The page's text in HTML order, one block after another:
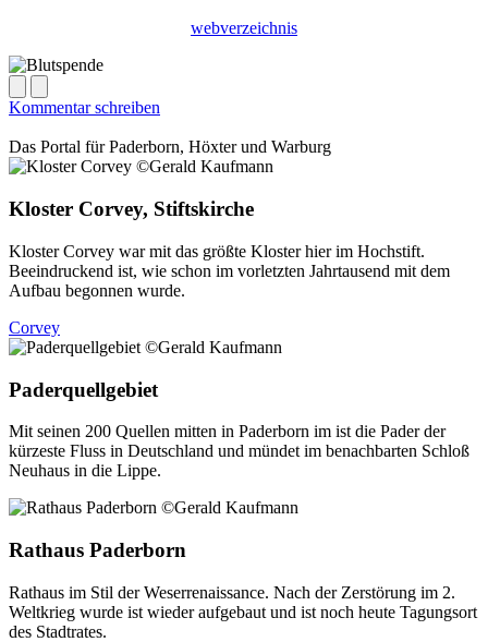
webverzeichnis
Kommentar schreiben
Das Portal fürPaderborn, Höxterund Warburg
Kloster Corvey, Stiftskirche
Kloster Corvey war mit das größte Kloster hier im Hochstift.
Beeindruckend ist, wie schon im vorletzten Jahrtausend mit dem
Aufbau begonnen wurde.
Corvey
Paderquellgebiet
Mit seinen 200 Quellen mitten in Paderborn im ist die Pader der
kürzeste Fluss in Deutschland und mündet im benachbarten Schloß
Neuhaus in die Lippe.
Rathaus Paderborn
Rathaus im Stil der Weserrenaissance. Nach der Zerstörung im 2.
Weltkrieg wurde ist wieder aufgebaut und ist noch heute Tagungsort
des Stadtrates.